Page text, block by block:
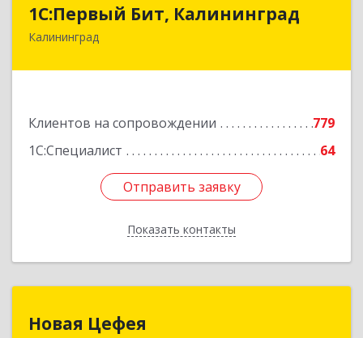
1С:Первый Бит, Калининград
Калининград
Клиентов на сопровождении
779
1С:Специалист
64
Отправить заявку
Показать контакты
236006, Калининградская обл, Калининград г,
Отправить заявку
Назад
Новая Цефея